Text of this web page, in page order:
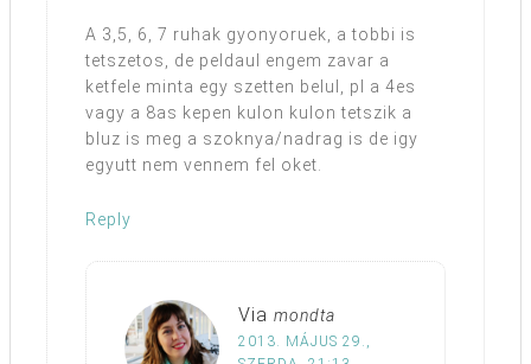
A 3,5, 6, 7 ruhak gyonyoruek, a tobbi is
tetszetos, de peldaul engem zavar a
ketfele minta egy szetten belul, pl a 4es
vagy a 8as kepen kulon kulon tetszik a
bluz is meg a szoknya/nadrag is de igy
egyutt nem vennem fel oket.
Reply
Via mondta
2013. MÁJUS 29.,